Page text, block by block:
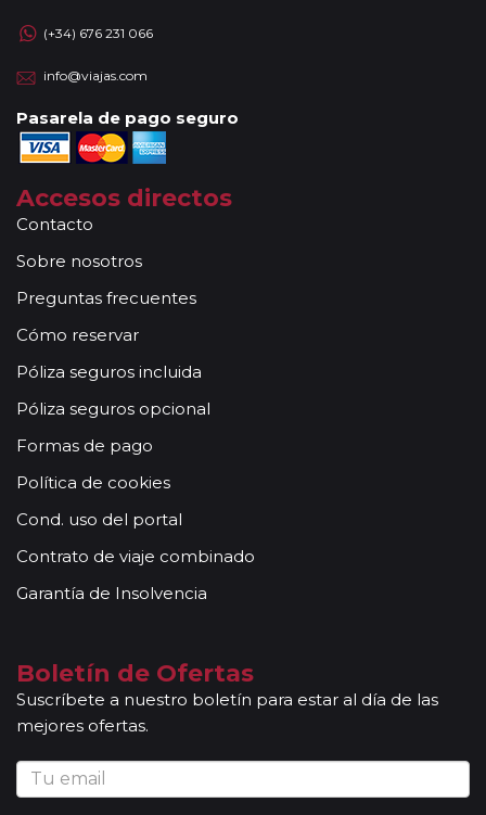
(+34) 676 231 066
info@viajas.com
Pasarela de pago seguro
Accesos directos
Contacto
Sobre nosotros
Preguntas frecuentes
Cómo reservar
Póliza seguros incluida
Póliza seguros opcional
Formas de pago
Política de cookies
Cond. uso del portal
Contrato de viaje combinado
Garantía de Insolvencia
Boletín de Ofertas
Suscríbete a nuestro boletín para estar al día de las
mejores ofertas.